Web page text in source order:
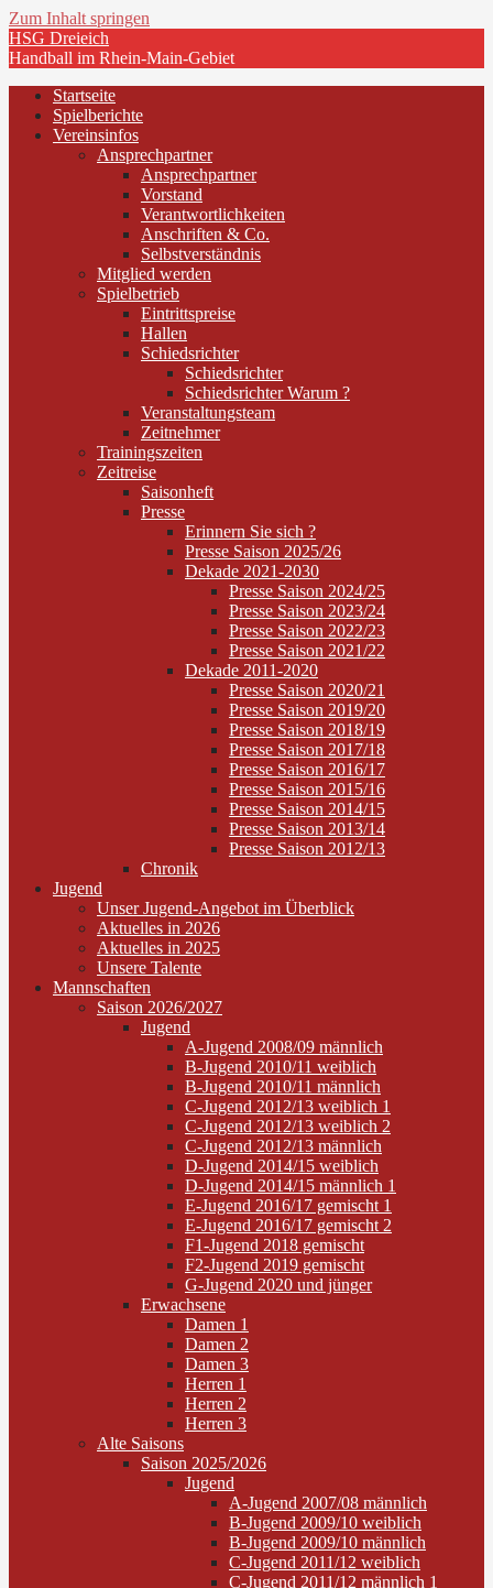
Zum Inhalt springen
HSG Dreieich
Handball im Rhein-Main-Gebiet
Startseite
Spielberichte
Vereinsinfos
Ansprechpartner
Ansprechpartner
Vorstand
Verantwortlichkeiten
Anschriften & Co.
Selbstverständnis
Mitglied werden
Spielbetrieb
Eintrittspreise
Hallen
Schiedsrichter
Schiedsrichter
Schiedsrichter Warum ?
Veranstaltungsteam
Zeitnehmer
Trainingszeiten
Zeitreise
Saisonheft
Presse
Erinnern Sie sich ?
Presse Saison 2025/26
Dekade 2021-2030
Presse Saison 2024/25
Presse Saison 2023/24
Presse Saison 2022/23
Presse Saison 2021/22
Dekade 2011-2020
Presse Saison 2020/21
Presse Saison 2019/20
Presse Saison 2018/19
Presse Saison 2017/18
Presse Saison 2016/17
Presse Saison 2015/16
Presse Saison 2014/15
Presse Saison 2013/14
Presse Saison 2012/13
Chronik
Jugend
Unser Jugend-Angebot im Überblick
Aktuelles in 2026
Aktuelles in 2025
Unsere Talente
Mannschaften
Saison 2026/2027
Jugend
A-Jugend 2008/09 männlich
B-Jugend 2010/11 weiblich
B-Jugend 2010/11 männlich
C-Jugend 2012/13 weiblich 1
C-Jugend 2012/13 weiblich 2
C-Jugend 2012/13 männlich
D-Jugend 2014/15 weiblich
D-Jugend 2014/15 männlich 1
E-Jugend 2016/17 gemischt 1
E-Jugend 2016/17 gemischt 2
F1-Jugend 2018 gemischt
F2-Jugend 2019 gemischt
G-Jugend 2020 und jünger
Erwachsene
Damen 1
Damen 2
Damen 3
Herren 1
Herren 2
Herren 3
Alte Saisons
Saison 2025/2026
Jugend
A-Jugend 2007/08 männlich
B-Jugend 2009/10 weiblich
B-Jugend 2009/10 männlich
C-Jugend 2011/12 weiblich
C-Jugend 2011/12 männlich 1